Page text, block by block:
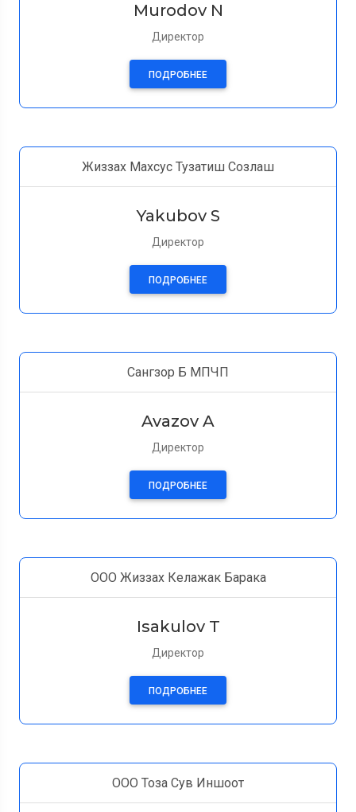
Murodov N
Директор
ПОДРОБНЕЕ
Жиззах Махсус Тузатиш Созлаш
Yakubov S
Директор
ПОДРОБНЕЕ
Сангзор Б МПЧП
Avazov A
Директор
ПОДРОБНЕЕ
ООО Жиззах Келажак Барака
Isakulov T
Директор
ПОДРОБНЕЕ
ООО Тоза Сув Иншоот